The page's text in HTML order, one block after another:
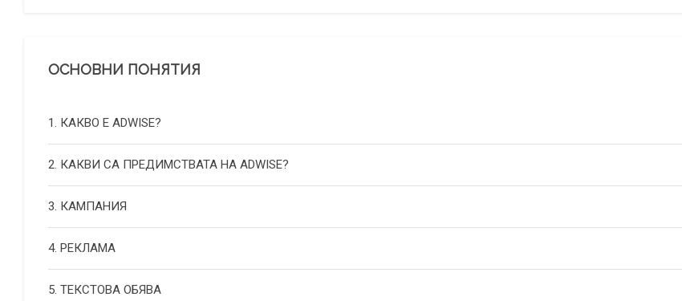
ОСНОВНИ ПОНЯТИЯ
1. КАКВО Е ADWISE?
2. КАКВИ СА ПРЕДИМСТВАТА НА ADWISE?
3. КАМПАНИЯ
4. РЕКЛАМА
5. ТЕКСТОВА ОБЯВА